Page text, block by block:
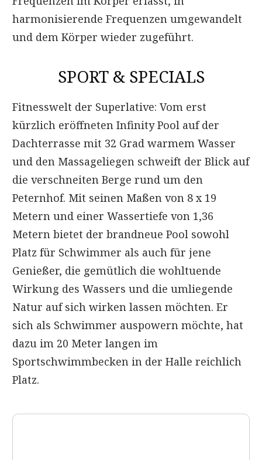
harmonisierende Frequenzen umgewandelt
und dem Körper wieder zugeführt.
SPORT & SPECIALS
Fitnesswelt der Superlative: Vom erst
kürzlich eröffneten Infinity Pool auf der
Dachterrasse mit 32 Grad warmem Wasser
und den Massageliegen schweift der Blick auf
die verschneiten Berge rund um den
Peternhof. Mit seinen Maßen von 8 x 19
Metern und einer Wassertiefe von 1,36
Metern bietet der brandneue Pool sowohl
Platz für Schwimmer als auch für jene
Genießer, die gemütlich die wohltuende
Wirkung des Wassers und die umliegende
Natur auf sich wirken lassen möchten. Er
sich als Schwimmer auspowern möchte, hat
dazu im 20 Meter langen im
Sportschwimmbecken in der Halle reichlich
Platz.